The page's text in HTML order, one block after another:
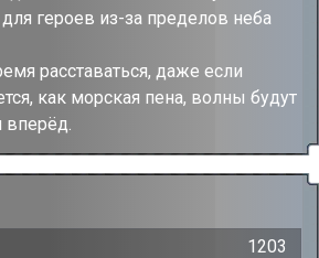
для героев из-за пределов неба
расставаться, даже если
как морская пена, волны будут
вперёд.
1203